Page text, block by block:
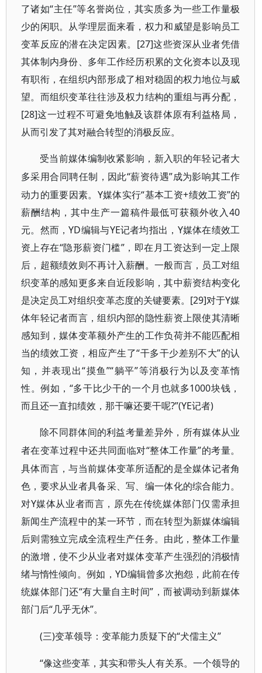
了诸如“主任”等名誉岗位，其实质多为一些工作量极
少的闲职。从学理层面来看，权力和威望是影响员工
变革反应的潜在决定因素。[27]这些资深从业者凭借
其体制内身份、多年工作经历积累的文化资本以及现
有职衔，在组织内部形成了相对稳固的权力地位与威
望。而组织变革往往涉及权力结构的重组与再分配，
[28]这一过程不可避免地触及该群体原有利益格局，
从而引发了其对融合转型的消极反应。
受当前媒体编制收紧影响，新入职的年轻记者大
多采用合同聘任制，因此“薪资待遇”成为影响其工作
动力的重要因素。Y媒体实行“基本工资+绩效工资”的
薪酬结构，其中生产一篇稿件最低可获额外收入40
元。然而，YD编辑与YE记者均指出，Y媒体在绩效工
资上存在“隐形薪资门槛”，即在月工资达到一定上限
后，超额绩效则不再计入薪酬。一般而言，员工对组
织变革的感知更多来自近段影响，其中薪资结构变化
是决定员工对组织变革态度的关键要素。[29]对于Y媒
体年轻记者而言，组织内部的隐性薪资上限使其清晰
感知到，媒体变革额外产生的工作负荷并不能匹配相
当的绩效工资，相应产生了“干多干少差别不大”的认
知，并表现出“摸鱼”“躺平”等消极行为以及变革惰
性。例如，“多干比少干的一个月也就多1000块钱，
而且还一直扣绩效，那干嘛还要干呢?”(YE记者)
除不同群体间的利益考量差异外，所有媒体从业
者在变革过程中还共同面临对“整体工作量”的考量。
具体而言，与当前媒体变革所适配的是全媒体记者角
色，要求从业者具备采、写、编一体化的综合能力。
对Y媒体从业者而言，原先在传统媒体部门仅需承担
新闻生产流程中的某一环节，而在转型为新媒体编辑
后则需独立完成全流程生产任务。由此，整体工作量
的激增，使不少从业者对媒体变革产生强烈的消极情
绪与惰性倾向。例如，YD编辑曾多次抱怨，此前在传
统媒体部门还“有大量自主时间”，而被调动到新媒体
部门后“几乎无休”。
(三)变革领导：变革能力质疑下的“犬儒主义”
“像这些变革，其实和带头人有关系。一个领导的